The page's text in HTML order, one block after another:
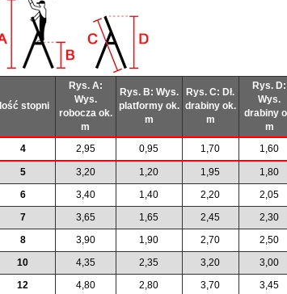
stopni
Rys. A:
Wys.
robocza ok.
m
Rys. B: Wys.
platformy ok.
m
Rys. C: Dł.
drabiny ok.
m
Rys. D:
Wys.
drabiny
m
4 2,95 0,95 1,70 1,60
5 3,20 1,20 1,95 1,80
6
3,40 1,40 2,20 2,05
7
3,65 1,65 2,45 2,30
8
3,90 1,90 2,70 2,50
10
4,35 2,35 3,20 3,00
12
4,80 2,80 3,70 3,45